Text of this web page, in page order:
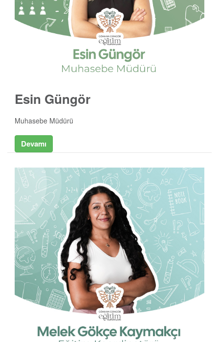
Esin Güngör
Muhasebe Müdürü
Devamı